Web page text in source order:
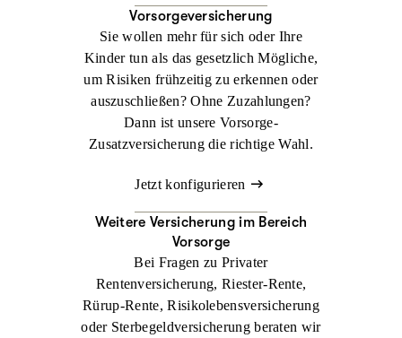
Vorsorgeversicherung
Sie wollen mehr für sich oder Ihre
Kinder tun als das gesetzlich Mögliche,
um Risiken frühzeitig zu erkennen oder
auszuschließen? Ohne Zuzahlungen?
Dann ist unsere Vorsorge-
Zusatzversicherung die richtige Wahl.
Jetzt konfigurieren
Weitere Versicherung im Bereich
Vorsorge
Bei Fragen zu Privater
Rentenversicherung, Riester-Rente,
Rürup-Rente, Risikolebensversicherung
oder Sterbegeldversicherung beraten wir